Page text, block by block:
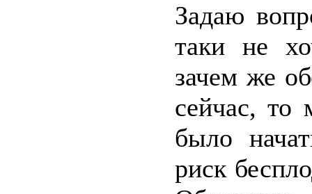
Задаю
таки не
зачем же
сейчас, то
было
риск